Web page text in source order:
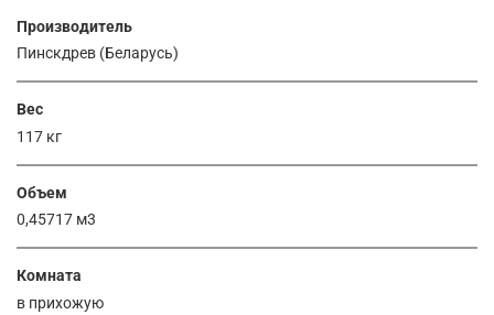
Производитель
Пинскдрев (Беларусь)
Вес
117 кг
Объем
0,45717 м3
Комната
в прихожую